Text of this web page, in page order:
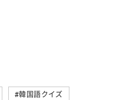
#韓国語クイズ